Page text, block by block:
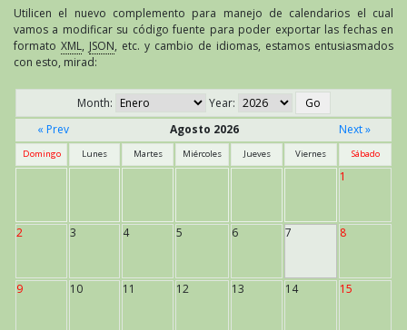
Utilicen el nuevo complemento para manejo de calendarios el cual
vamos a modificar su código fuente para poder exportar las fechas en
formato XML, JSON, etc. y cambio de idiomas, estamos entusiasmados
con esto, mirad:
Month:
Year:
« Prev
Agosto 2026 Next »
Domingo Lunes Martes Miércoles Jueves Viernes Sábado
1
2 3 4 5 6 7 8
9 10 11 12 13 14 15